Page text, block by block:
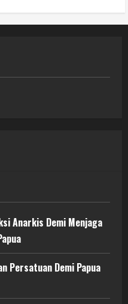
Anarkis Demi Menjaga
Persatuan Demi Papua